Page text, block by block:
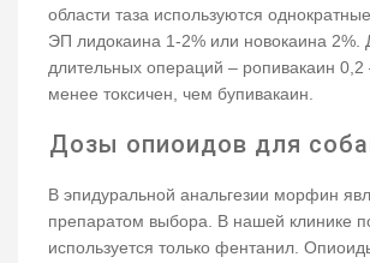
области таза используются
ЭП лидокаина 1-2% или новокаина 2%.
длительных операций – ропивакаин 0,2
менее токсичен, чем бупивакаин.
Дозы опиоидов для
В эпидуральной анальгезии морфин
препаратом выбора. В нашей клинике
используется только фентанил.